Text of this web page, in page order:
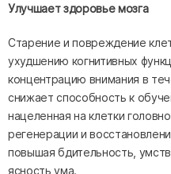
Улучшает здоровье мозга
Старение и повреждение
ухудшению когнитивных
концентрацию внимания в
снижает способность к
нацеленная на клетки
регенерации и
повышая бдительность,
ясность ума.